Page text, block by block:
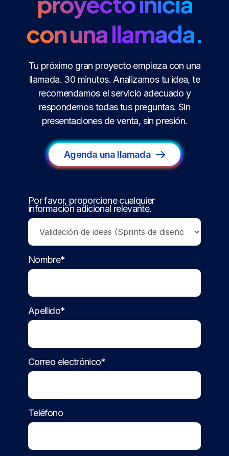
con una llamada.
Tu próximo gran proyecto empieza con una
llamada. 30 minutos. Analizamos tu idea, te
recomendamos el servicio adecuado y
respondemos todas tus preguntas. Sin
presentaciones de venta, sin presión.
Agenda una llamada
Por favor, proporcione cualquier
información adicional relevante.
Nombre*
Apellido*
Correo electrónico*
Teléfono